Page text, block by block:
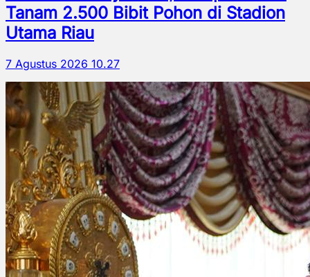
Tanam 2.500 Bibit Pohon di Stadion
Utama Riau
7 Agustus 2026 10.27